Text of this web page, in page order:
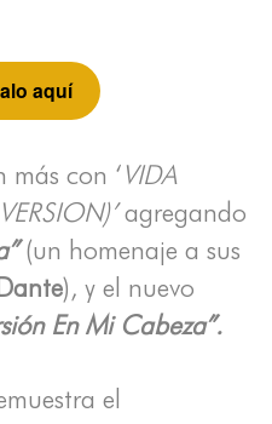
aquí
más con ‘VIDA
agregando
(un homenaje a sus
), y el nuevo
En Mi Cabeza”.
el